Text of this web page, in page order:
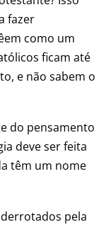
fazer
como um
ficam até
e não sabem o
do pensamento
deve ser feita
têm um nome
pela